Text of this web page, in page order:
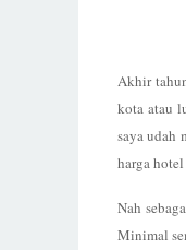
Akhir
kota atau
saya udah
harga
Nah
Minimal